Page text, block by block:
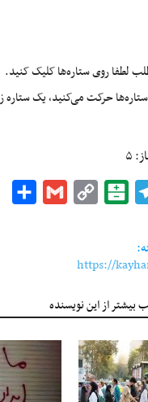
لطفا روی ستاره‌ها کلیک کنید.
حرکت می‌کنید، یک ستاره
۵
Telegram
Balatarin
Copy
Gmail
https://
بیشتر از این نویسنده